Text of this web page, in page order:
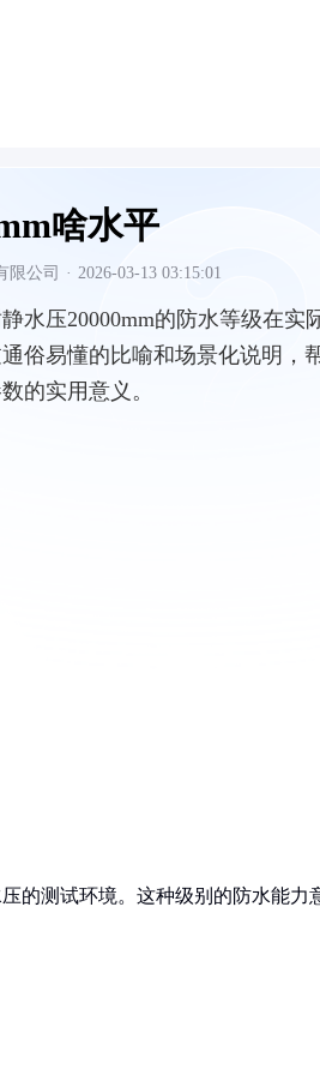
啥水平
限公司 · 2026-03-13 03:15:01
水压20000mm的防水等级在实
俗易懂的比喻和场景化说明，
的实用意义。
的测试环境。这种级别的防水能力